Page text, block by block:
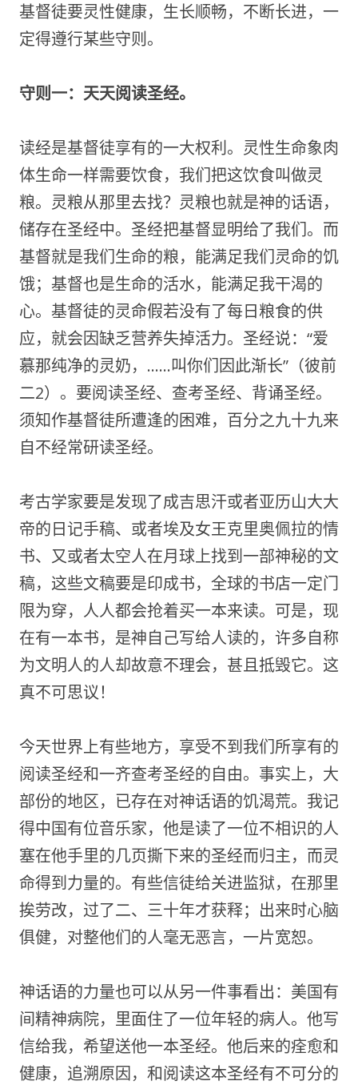
基督徒要灵性健康，生长顺畅，不断长进，一
定得遵行某些守则。
守则一：天天阅读圣经。
读经是基督徒享有的一大权利。灵性生命象肉
体生命一样需要饮食，我们把这饮食叫做灵
粮。灵粮从那里去找？灵粮也就是神的话语，
储存在圣经中。圣经把基督显明给了我们。而
基督就是我们生命的粮，能满足我们灵命的饥
饿；基督也是生命的活水，能满足我干渴的
心。基督徒的灵命假若没有了每日粮食的供
应，就会因缺乏营养失掉活力。圣经说：“爱
慕那纯净的灵奶，……叫你们因此渐长”（彼前
二2）。要阅读圣经、查考圣经、背诵圣经。
须知作基督徒所遭逢的困难，百分之九十九来
自不经常研读圣经。
考古学家要是发现了成吉思汗或者亚历山大大
帝的日记手稿、或者埃及女王克里奥佩拉的情
书、又或者太空人在月球上找到一部神秘的文
稿，这些文稿要是印成书，全球的书店一定门
限为穿，人人都会抢着买一本来读。可是，现
在有一本书，是神自己写给人读的，许多自称
为文明人的人却故意不理会，甚且抵毁它。这
真不可思议！
今天世界上有些地方，享受不到我们所享有的
阅读圣经和一齐查考圣经的自由。事实上，大
部份的地区，已存在对神话语的饥渴荒。我记
得中国有位音乐家，他是读了一位不相识的人
塞在他手里的几页撕下来的圣经而归主，而灵
命得到力量的。有些信徒给关进监狱，在那里
挨劳改，过了二、三十年才获释；出来时心脑
俱健，对整他们的人毫无恶言，一片宽恕。
神话语的力量也可以从另一件事看出：美国有
间精神病院，里面住了一位年轻的病人。他写
信给我，希望送他一本圣经。他后来的痊愈和
健康，追溯原因，和阅读这本圣经有不可分的